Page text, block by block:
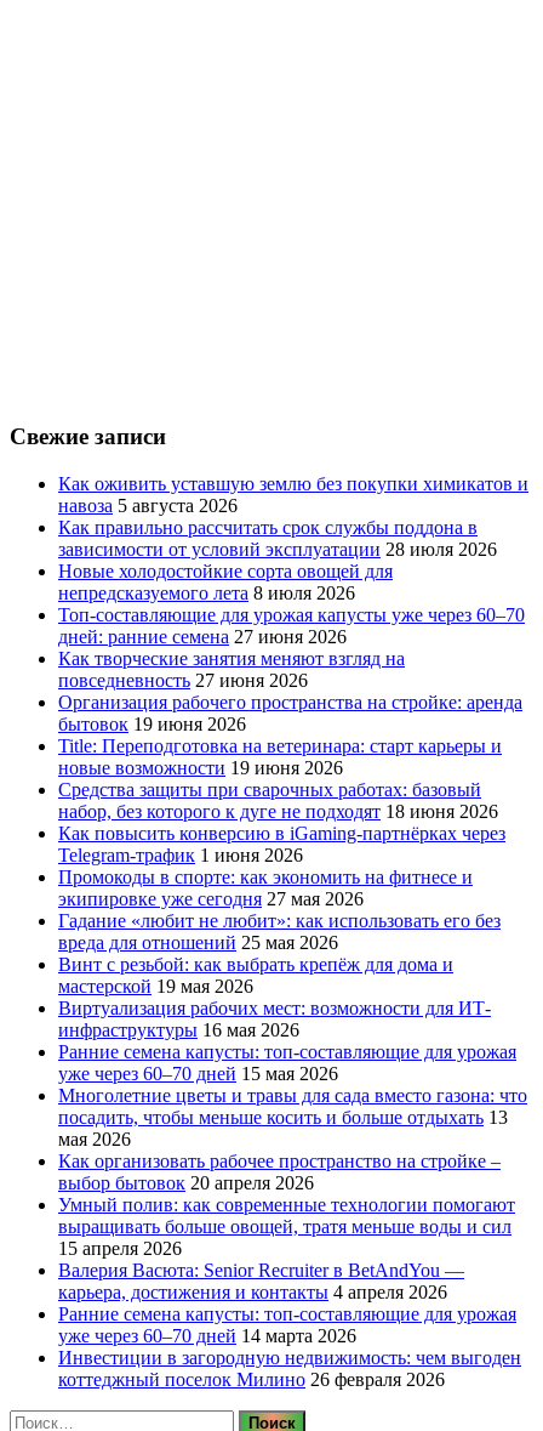
Свежие записи
Как оживить уставшую землю без покупки химикатов и
навоза 5 августа 2026
Как правильно рассчитать срок службы поддона в
зависимости от условий эксплуатации 28 июля 2026
Новые холодостойкие сорта овощей для
непредсказуемого лета 8 июля 2026
Топ-составляющие для урожая капусты уже через 60–70
дней: ранние семена 27 июня 2026
Как творческие занятия меняют взгляд на
повседневность 27 июня 2026
Организация рабочего пространства на стройке: аренда
бытовок 19 июня 2026
Title: Переподготовка на ветеринара: старт карьеры и
новые возможности 19 июня 2026
Средства защиты при сварочных работах: базовый
набор, без которого к дуге не подходят 18 июня 2026
Как повысить конверсию в iGaming-партнёрках через
Telegram-трафик 1 июня 2026
Промокоды в спорте: как экономить на фитнесе и
экипировке уже сегодня 27 мая 2026
Гадание «любит не любит»: как использовать его без
вреда для отношений 25 мая 2026
Винт с резьбой: как выбрать крепёж для дома и
мастерской 19 мая 2026
Виртуализация рабочих мест: возможности для ИТ-
инфраструктуры 16 мая 2026
Ранние семена капусты: топ‑составляющие для урожая
уже через 60–70 дней 15 мая 2026
Многолетние цветы и травы для сада вместо газона: что
посадить, чтобы меньше косить и больше отдыхать 13
мая 2026
Как организовать рабочее пространство на стройке –
выбор бытовок 20 апреля 2026
Умный полив: как современные технологии помогают
выращивать больше овощей, тратя меньше воды и сил
15 апреля 2026
Валерия Васюта: Senior Recruiter в BetAndYou —
карьера, достижения и контакты 4 апреля 2026
Ранние семена капусты: топ‑составляющие для урожая
уже через 60–70 дней 14 марта 2026
Инвестиции в загородную недвижимость: чем выгоден
коттеджный поселок Милино 26 февраля 2026
Найти: